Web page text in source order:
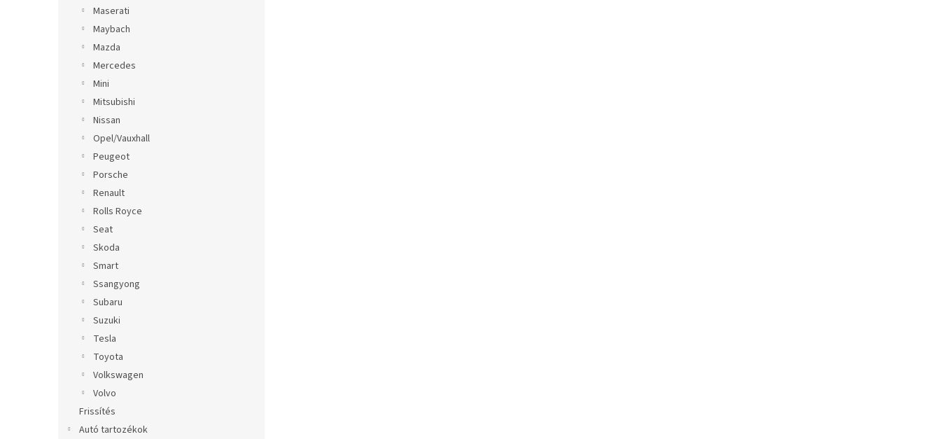
Maserati
Maybach
Mazda
Mercedes
Mini
Mitsubishi
Nissan
Opel/Vauxhall
Peugeot
Porsche
Renault
Rolls Royce
Seat
Skoda
Smart
Ssangyong
Subaru
Suzuki
Tesla
Toyota
Volkswagen
Volvo
Frissítés
Autó tartozékok